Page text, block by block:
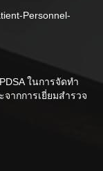
Personnel-
ในการจัดทำ
ากการเยี่ยมสำรวจ